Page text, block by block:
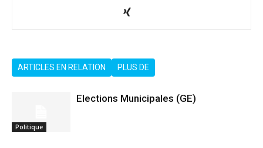
ARTICLES EN RELATION PLUS DE
Politique
Elections Municipales (GE)